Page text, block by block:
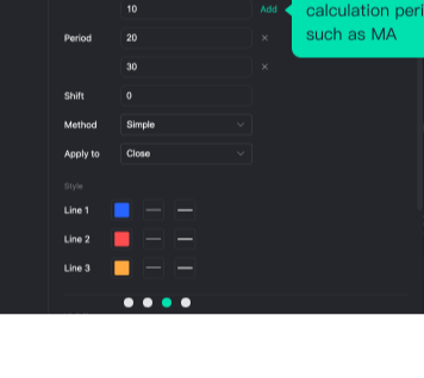
de población, anual，
M
financieros, anual，
estimación de